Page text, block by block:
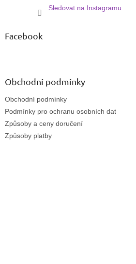
Sledovat na Instagramu
Facebook
Obchodní podmínky
Obchodní podmínky
Podmínky pro ochranu osobních dat
Způsoby a ceny doručení
Způsoby platby